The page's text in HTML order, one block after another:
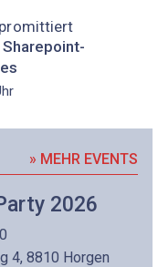
» MEHR EVENTS
2026
4, 8810 Horgen